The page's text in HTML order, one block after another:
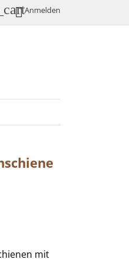
Anmelden
mit